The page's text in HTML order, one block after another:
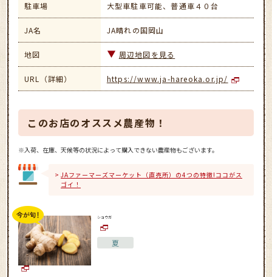
駐車場 大型車駐車可能、普通車４０台
JA名 JA晴れの国岡山
地図 周辺地図を見る
URL（詳細） https://www.ja-hareoka.or.jp/
このお店のオススメ農産物！
※入荷、在庫、天候等の状況によって購入できない農産物もございます。
JAファーマーズマーケット（直売所）の4つの特徴!ココがス
ゴイ！
ショウガ
夏